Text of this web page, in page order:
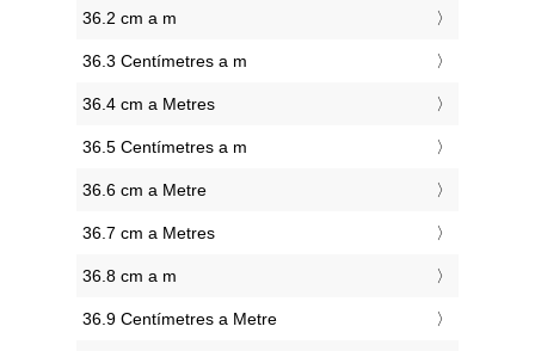
36.2 cm a m
36.3 Centímetres a m
36.4 cm a Metres
36.5 Centímetres a m
36.6 cm a Metre
36.7 cm a Metres
36.8 cm a m
36.9 Centímetres a Metre